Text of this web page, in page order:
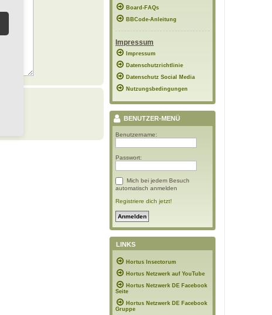
Board-FAQs
BBCode-Anleitung
Impressum
Impressum
Datenschutzrichtlinie
Datenschutz Social Media
Nutzungsbedingungen
BENUTZER-MENÜ
Benutzername:
Passwort:
Mich bei jedem Besuch
automatisch anmelden
Registriere dich jetzt!
LINKS
Hortus Insectorum
Hortus Netzwerk auf YouTube
Hortus Netzwerk DE Facebook
Seite
Hortus Netzwerk DE Facebook
Gruppe